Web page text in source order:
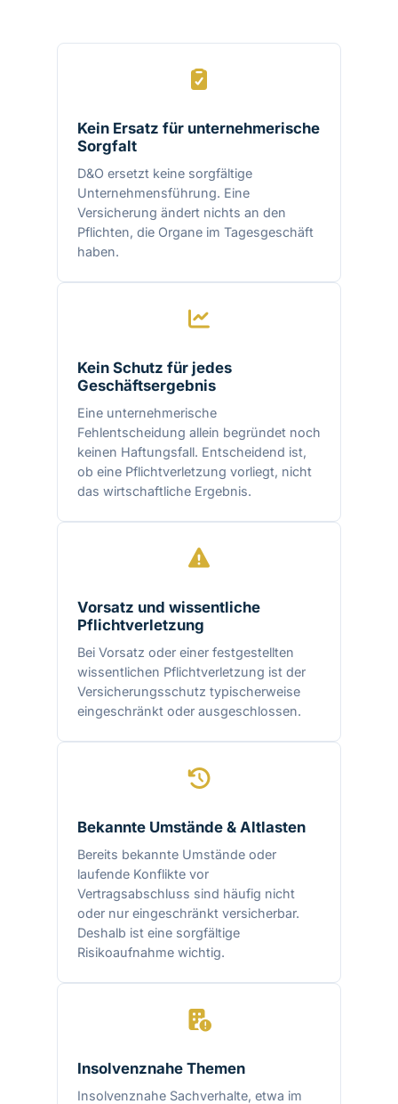
Kein Ersatz für unternehmerische
Sorgfalt
D&O ersetzt keine sorgfältige
Unternehmensführung. Eine
Versicherung ändert nichts an den
Pflichten, die Organe im Tagesgeschäft
haben.
Kein Schutz für jedes
Geschäftsergebnis
Eine unternehmerische
Fehlentscheidung allein begründet noch
keinen Haftungsfall. Entscheidend ist,
ob eine Pflichtverletzung vorliegt, nicht
das wirtschaftliche Ergebnis.
Vorsatz und wissentliche
Pflichtverletzung
Bei Vorsatz oder einer festgestellten
wissentlichen Pflichtverletzung ist der
Versicherungsschutz typischerweise
eingeschränkt oder ausgeschlossen.
Bekannte Umstände & Altlasten
Bereits bekannte Umstände oder
laufende Konflikte vor
Vertragsabschluss sind häufig nicht
oder nur eingeschränkt versicherbar.
Deshalb ist eine sorgfältige
Risikoaufnahme wichtig.
Insolvenznahe Themen
Insolvenznahe Sachverhalte, etwa im